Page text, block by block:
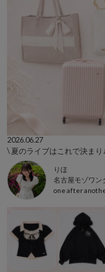
2026.06.27
りほ
名古屋モゾワン